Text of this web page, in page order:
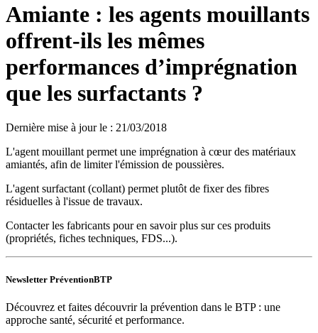
Amiante : les agents mouillants
offrent-ils les mêmes
performances d’imprégnation
que les surfactants ?
Dernière mise à jour le : 21/03/2018
L'agent mouillant permet une imprégnation à cœur des matériaux
amiantés, afin de limiter l'émission de poussières.
L'agent surfactant (collant) permet plutôt de fixer des fibres
résiduelles à l'issue de travaux.
Contacter les fabricants pour en savoir plus sur ces produits
(propriétés, fiches techniques, FDS...).
Newsletter PréventionBTP
Découvrez et faites découvrir la prévention dans le BTP : une
approche santé, sécurité et performance.